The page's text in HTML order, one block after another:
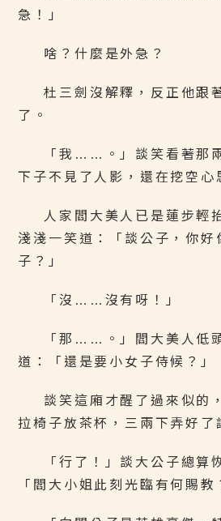
急！」
啥？什麼是外急？
杜三劍沒解釋，反正他跟
了。
「我……。」談笑看著那
下子不見了人影，還在挖空心
人家閻大美人已是蓮步輕
淺淺一笑道：「談公子，你好
子？」
「沒……沒有呀！」
「那……。」閻大美人低
道：「還是要小女子侍候？」
談笑這廂才醒了過來似的
拉椅子放茶杯，三兩下弄好了
「行了！」談大公子總算
「閻大小姐此刻光臨有何賜教